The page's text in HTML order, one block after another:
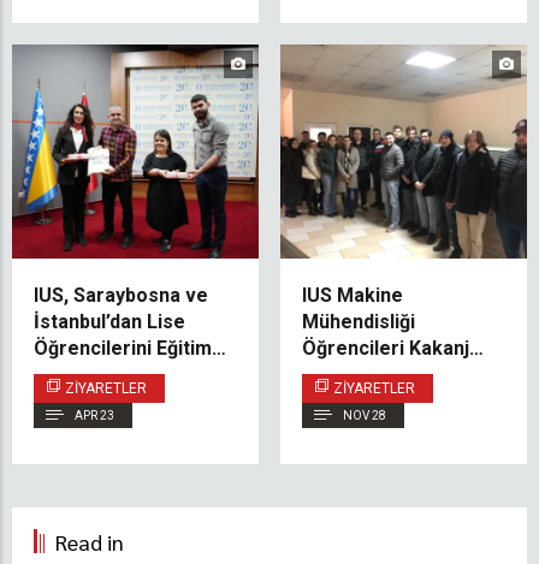
IUS, Saraybosna ve
İstanbul’dan Lise
Öğrencilerini Eğitim
Ziyaretinde Ağırladı
ZIYARETLER
APR 23
IUS Makine
Mühendisliği
Öğrencileri Kakanj
Termik Santralinde
Uygulamalı Deneyim
Kazandı
ZIYARETLER
NOV 28
Read in